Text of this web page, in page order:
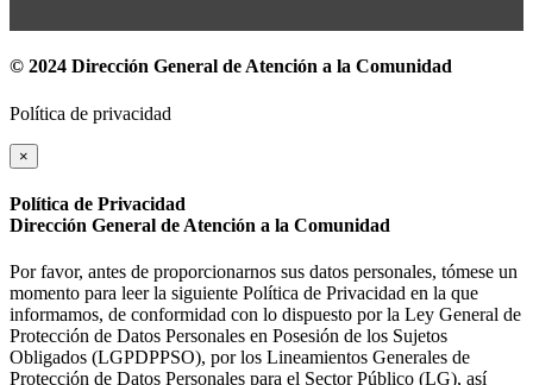
© 2024 Dirección General de Atención a la Comunidad
Política de privacidad
×
Política de Privacidad
Dirección General de Atención a la Comunidad
Por favor, antes de proporcionarnos sus datos personales, tómese un
momento para leer la siguiente Política de Privacidad en la que
informamos, de conformidad con lo dispuesto por la Ley General de
Protección de Datos Personales en Posesión de los Sujetos
Obligados (LGPDPPSO), por los Lineamientos Generales de
Protección de Datos Personales para el Sector Público (LG), así